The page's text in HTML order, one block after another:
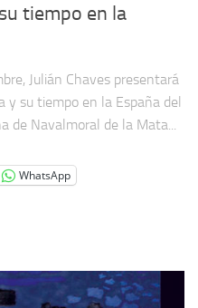
tiempo en la
Julián Chaves presentará
y su tiempo en la España del
de Navalmoral de la Mata...
WhatsApp